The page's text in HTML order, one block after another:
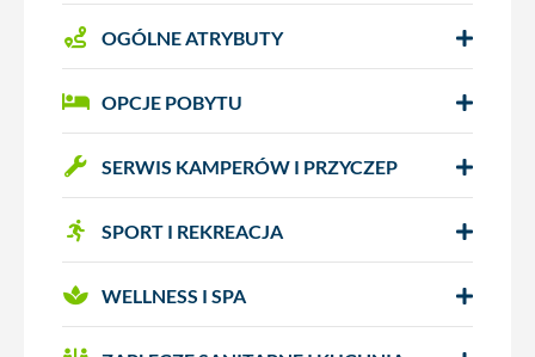
OGÓLNE ATRYBUTY
OPCJE POBYTU
SERWIS KAMPERÓW I PRZYCZEP
SPORT I REKREACJA
WELLNESS I SPA